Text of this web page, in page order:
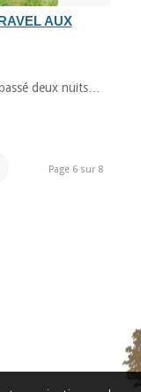
AUX
deux nuits…
Page 6 sur 8